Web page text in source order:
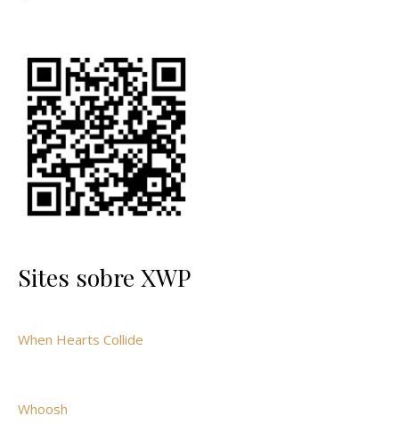
Sites sobre XWP
When Hearts Collide
Whoosh